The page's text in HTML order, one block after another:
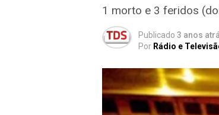
1 morto e 3 feridos
Publicado 3 anos
Por Rádio e